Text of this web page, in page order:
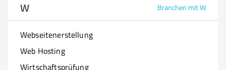
W Branchen mit W
Webseitenerstellung
Web Hosting
Wirtschaftsprüfung